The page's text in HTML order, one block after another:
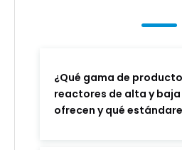
¿Qué gama de
reactores de alta y
ofrecen y qué